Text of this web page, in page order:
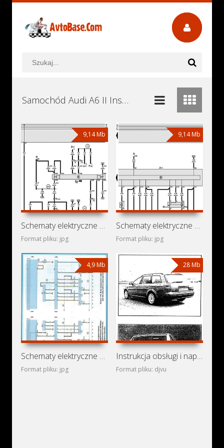
Samochód Audi A6 II Instrukcje Obsługi, Książki Serwisowe i Naprawy Download - Pobierz za Darmo
9,14 Mb
Schematy elektryczne Audi A6 C5/4B Avant (Audi A6 II)
Format pliku: jpg
9,14 Mb
Schematy elektryczne Audi A6 C5/4B (Audi A6 II)
Format pliku: jpg
4,9 Mb
Schematy elektryczne Audi A6 C5/4B Avant Allroad Quattro
Format pliku: jpg
28 Mb
Instrukcja obsługi i naprawy Audi A6 i Audi A6 Avant (1997-)
Format pliku: djvu